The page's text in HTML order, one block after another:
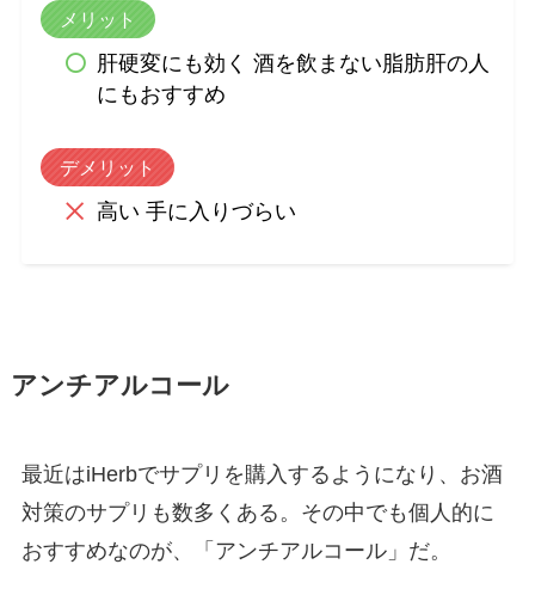
メリット
肝硬変にも効く 酒を飲まない脂肪肝の人
にもおすすめ
デメリット
高い 手に入りづらい
アンチアルコール
最近はiHerbでサプリを購入するようになり、お酒
対策のサプリも数多くある。その中でも個人的に
おすすめなのが、「アンチアルコール」だ。